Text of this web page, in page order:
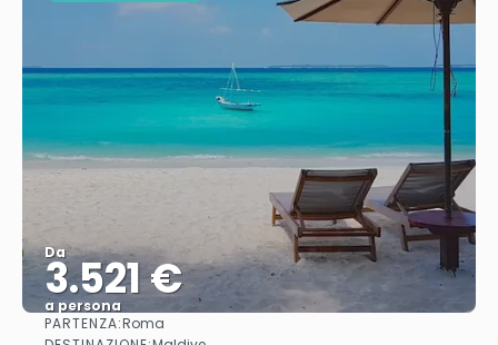
Da
3.521 €
a persona
PARTENZA:Roma